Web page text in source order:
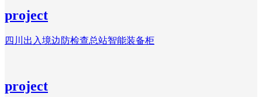
project
四川出入境边防检查总站智能装备柜
project